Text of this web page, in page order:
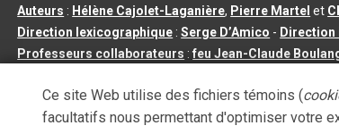
Auteurs : Hélène Cajolet-Laganière, Pierre Martel et
Direction lexicographique :Serge D’Amico -
Professeurs collaborateurs :feu Jean-Claude
Tous droits réservés©Université de Sherbrooke |3.2.2-
Ce site Web utilise des fichiers témoins (
facultatifs nous permettant d'optimiser votre